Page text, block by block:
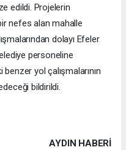
edildi. Projelerin
nefes alan mahalle
dolayı Efeler
personeline
yol çalışmalarının
bildirildi.
AYDIN HABERİ